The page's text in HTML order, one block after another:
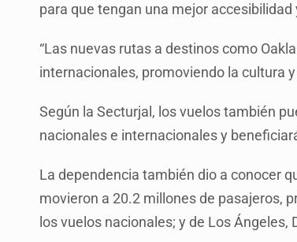
para que tengan una mejor
“Las nuevas rutas a destinos como
internacionales, promoviendo la cultura
Según la Secturjal, los vuelos también
nacionales e internacionales y
La dependencia también dio a conocer
movieron a 20.2 millones de pasajeros,
los vuelos nacionales; y de Los